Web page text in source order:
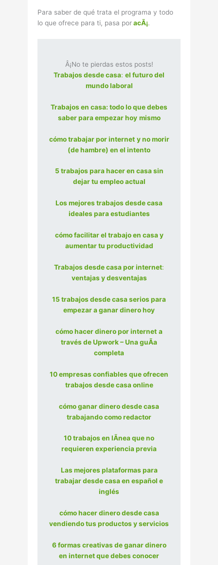
Para saber de qué trata el programa y todo
lo que ofrece para ti, pasa poracÃ¡.
Â¡No te pierdas estos posts!
Trabajos desde casa: el futuro del
mundo laboral
Trabajos en casa: todo lo que debes
saber para empezar hoy mismo
cómo trabajar por internet y no morir
(de hambre) en el intento
5 trabajos para hacer en casa sin
dejar tu empleo actual
Los mejores trabajos desde casa
ideales para estudiantes
cómo facilitar el trabajo en casa y
aumentar tu productividad
Trabajos desde casa por internet:
ventajas y desventajas
15 trabajos desde casa serios para
empezar a ganar dinero hoy
cómo hacer dinero por internet a
través de Upwork – Una guÃ­a
completa
10 empresas confiables que ofrecen
trabajos desde casa online
cómo ganar dinero desde casa
trabajando como redactor
10 trabajos en lÃ­nea que no
requieren experiencia previa
Las mejores plataformas para
trabajar desde casa en español e
inglés
cómo hacer dinero desde casa
vendiendo tus productos y servicios
6 formas creativas de ganar dinero
en internet que debes conocer